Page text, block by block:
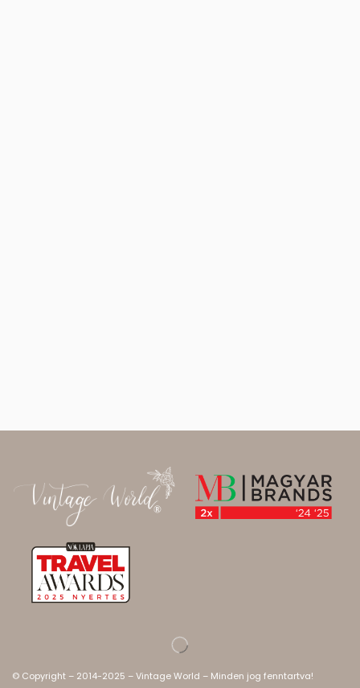
© Copyright – 2014-2025 – Vintage World – Minden jog fenntartva!